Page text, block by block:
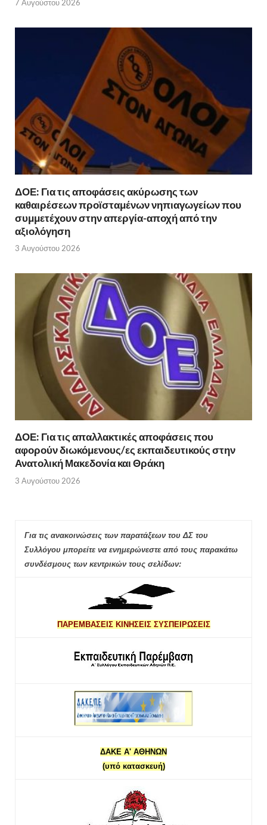
7 Αυγούστου 2026
ΔΟΕ: Για τις αποφάσεις ακύρωσης των
καθαιρέσεων προϊσταμένων νηπιαγωγείων που
συμμετέχουν στην απεργία-αποχή από την
αξιολόγηση
3 Αυγούστου 2026
ΔΟΕ: Για τις απαλλακτικές αποφάσεις που
αφορούν διωκόμενους/ες εκπαιδευτικούς στην
Ανατολική Μακεδονία και Θράκη
3 Αυγούστου 2026
Για τις ανακοινώσεις των παρατάξεων του ΔΣ του
Συλλόγου μπορείτε να ενημερώνεστε από τους παρακάτω
συνδέσμους των κεντρικών τους σελίδων:
ΠΑΡΕΜΒΑΣΕΙΣ ΚΙΝΗΣΕΙΣ ΣΥΣΠΕΙΡΩΣΕΙΣ
ΔΑΚΕ Α' ΑΘΗΝΩΝ
(υπό κατασκευή)